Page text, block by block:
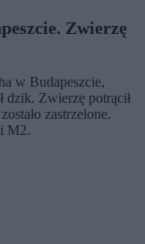
Zwierzę
w Budapeszcie,
dzik. Zwierzę potrącił
zastrzelone.
M2.